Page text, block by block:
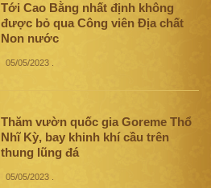
Tới Cao Bằng nhất định không
được bỏ qua Công viên Địa chất
Non nước
05/05/2023
Thăm vườn quốc gia Goreme Thổ
Nhĩ Kỳ, bay khinh khí cầu trên
thung lũng đá
05/05/2023